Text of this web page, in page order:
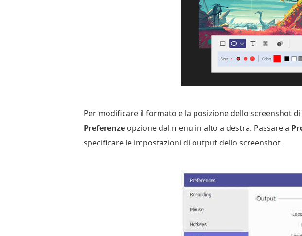
Per modificare il formato e la posizione dello screenshot
Preferenze opzione dal menu in alto a destra. Passare a
specificare le impostazioni di output dello screenshot.